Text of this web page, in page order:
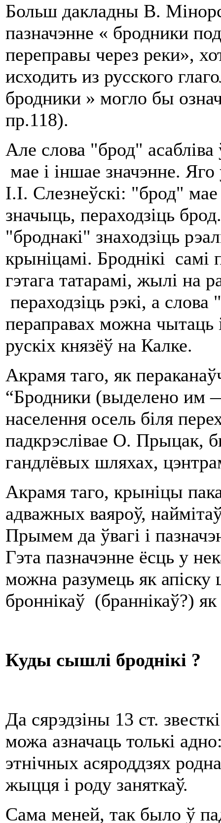
Больш дакладны В.
пазначэнне « бродники
переправы через реки»,
исходить из русского
бродники » могло бы
пр.118).
Але слова "брод"
мае і іншае значэнне.
І.І. Слезнеўскі: "брод"
значыць, пераходзіць
"броднакі" знаходзіць
крыніцамі. Броднікі самі
гэтага татарамі, жылі на
пераходзіць рэкі, а
пераправах можна чытаць
рускіх князёў на Калке.
Акрамя таго, як
“Бродники (выделено им
населення осель біля
падкрэслівае О. Прыцак,
гандлёвых шляхах,
Акрамя таго, крыніцы
адважных ваяроў,
Прымем да ўвагі і
Гэта пазначэнне ёсць у
можна разумець як апіску
броннікаў (браннікаў?) як
Куды сышлі броднікі ?
Да сярэдзіны 13 ст.
можа азначаць толькі
этнічных асяроддзях
жыцця і роду заняткаў.
Сама меней, так было ў